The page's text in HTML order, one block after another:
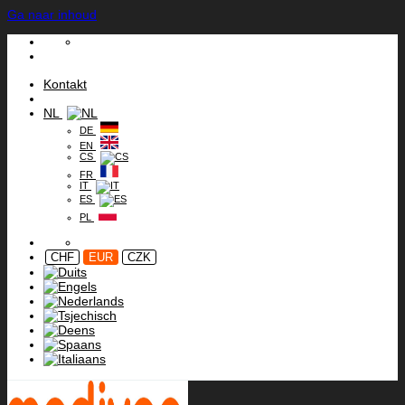
Ga naar inhoud
Kontakt
NL
DE
EN
CS
FR
IT
ES
PL
CHF EUR CZK